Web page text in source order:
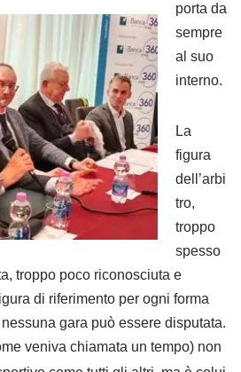
porta da
sempre
al suo
interno.
La
figura
dell’arbi
tro,
troppo
spesso
troppo poco riconosciuta e
di riferimento per ogni forma
gara può essere disputata.
veniva chiamata un tempo) non